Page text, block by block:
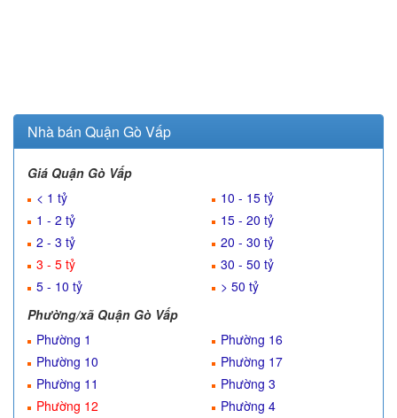
Nhà bán Quận Gò Vấp
Giá Quận Gò Vấp
< 1 tỷ
1 - 2 tỷ
2 - 3 tỷ
3 - 5 tỷ
5 - 10 tỷ
10 - 15 tỷ
15 - 20 tỷ
20 - 30 tỷ
30 - 50 tỷ
> 50 tỷ
Phường/xã Quận Gò Vấp
Phường 1
Phường 10
Phường 11
Phường 12
Phường 16
Phường 17
Phường 3
Phường 4